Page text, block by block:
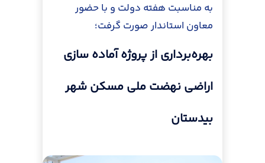
به مناسبت هفته دولت و با حضور
معاون استاندار صورت گرفت؛
بهره‌برداری از پروژه آماده سازی
اراضی نهضت ملی مسکن شهر
بیدستان